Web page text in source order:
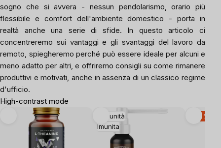
sogno che si avvera - nessun pendolarismo, orario più
flessibile e comfort dell'ambiente domestico - porta in
realtà anche una serie di sfide. In questo articolo ci
concentreremo sui vantaggi e gli svantaggi del lavoro da
remoto, spiegheremo perché può essere ideale per alcuni e
meno adatto per altri, e offriremo consigli su come rimanere
produttivi e motivati, anche in assenza di un classico regime
d'ufficio.
High-contrast mode
Immunità
Imunita
-20 %